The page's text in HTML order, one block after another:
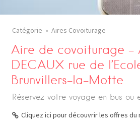
Catégorie Aires Covoiturage
Aire de covoiturage –
DECAUX rue de
Brunvillers-la-Motte
Réservez votre voyage en bus ou
Cliquez ici pour découvrir les offres du